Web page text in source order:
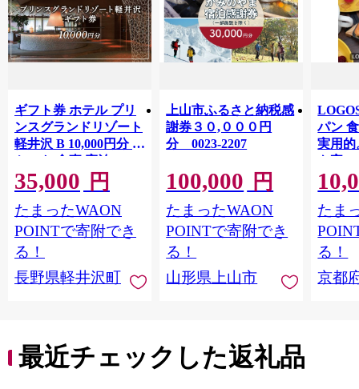
ギフト券 ホテル プリ
ンスグランドリゾート
軽井沢 B 10,000円分 チ
ケット 食事 宿泊
35,000 円
たまったWAON
POINTで寄附でき
る！
長野県軽井沢町
上山市ふるさと納税感
謝券３０,０００円
分 0023-2207
100,000 円
たまったWAON
POINTで寄附でき
る！
山形県上山市
パン
実用的
も家
たま
る！
京都
最近チェックした返礼品